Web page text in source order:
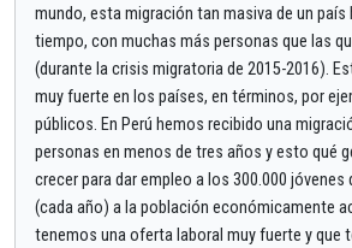
mundo, esta migración tan masiva de un
tiempo, con muchas más personas que las
(durante la crisis migratoria de 2015-2016).
muy fuerte en los países, en términos, por
públicos. En Perú hemos recibido una
personas en menos de tres años y esto qué
crecer para dar empleo a los 300.000 jóvenes
(cada año) a la población económicamente
tenemos una oferta laboral muy fuerte y que